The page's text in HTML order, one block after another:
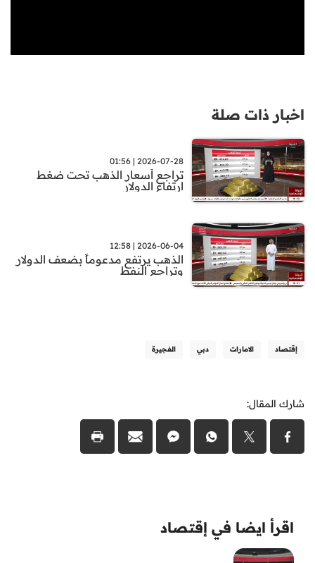
اخبار ذات صلة
2026-07-28 | 01:56
تراجع أسعار الذهب تحت ضغط
ارتفاع الدولار
2026-06-04 | 12:58
الذهب يرتفع مدعوماً بضعف الدولار
وتراجع النفط
إقتصاد الامارات دبي الفجيرة
شارك المقال:
اقرأ ايضا في إقتصاد